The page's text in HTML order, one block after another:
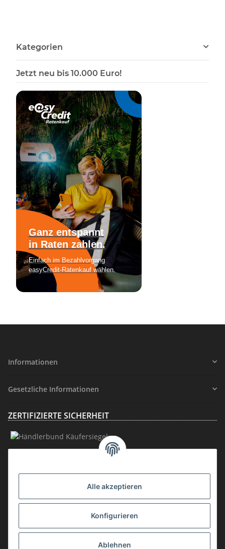
Alle akzeptieren
Konfigurieren
Ablehnen
Kategorien
Jetzt neu bis 10.000 Euro!
Informationen
Gesetzliche Informationen
ZERTIFIZIERTE SICHERHEIT